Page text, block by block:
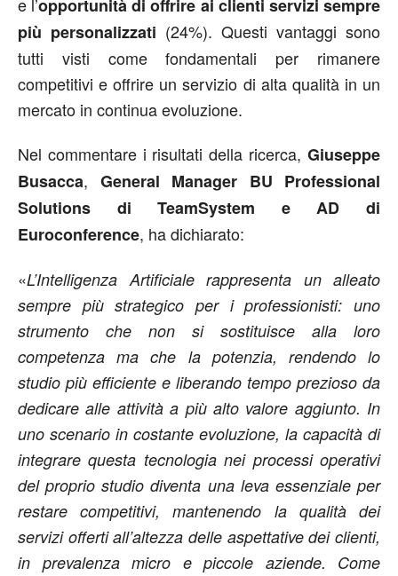
opportunità di offrire ai clienti servizi sempre
più personalizzati (24%). Questi vantaggi sono
tutti visti come fondamentali per rimanere
competitivi e offrire un servizio di alta qualità in un
mercato in continua evoluzione.
Nel commentare i risultati della ricerca, Giuseppe
Busacca, General Manager BU Professional
Solutions di TeamSystem e AD di
Euroconference, ha dichiarato:
«L’Intelligenza Artificiale rappresenta un alleato
sempre più strategico per i professionisti: uno
strumento che non si sostituisce alla loro
competenza ma che la potenzia, rendendo lo
studio più efficiente e liberando tempo prezioso da
dedicare alle attività a più alto valore aggiunto. In
uno scenario in costante evoluzione, la capacità di
integrare questa tecnologia nei processi operativi
del proprio studio diventa una leva essenziale per
restare competitivi, mantenendo la qualità dei
servizi offerti all’altezza delle aspettative dei clienti,
in prevalenza micro e piccole aziende. Come